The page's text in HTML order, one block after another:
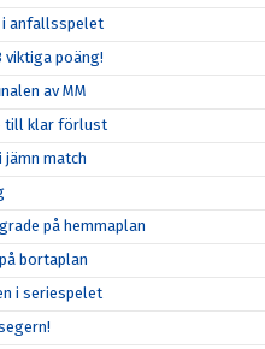
i anfallsspelet
viktiga poäng!
av MM
till klar förlust
jämn match
på hemmaplan
bortaplan
i seriespelet